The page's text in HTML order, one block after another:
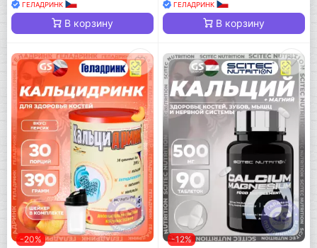
ГЕЛАДРИНК
В корзину
ГЕЛАДРИНК
В корзину
-20% -12%